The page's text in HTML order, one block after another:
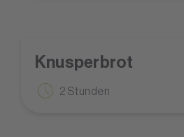
Knusperbrot
2 Stunden